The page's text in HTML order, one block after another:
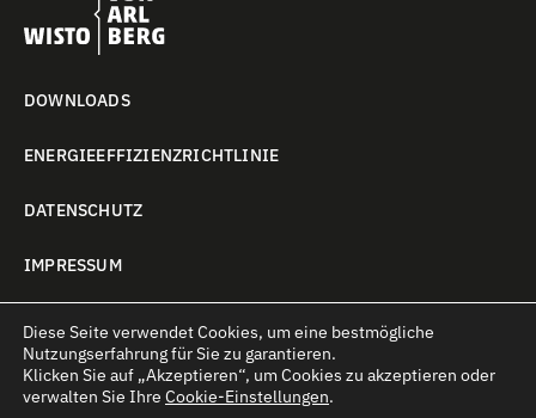
DOWNLOADS
ENERGIEEFFIZIENZRICHTLINIE
DATENSCHUTZ
IMPRESSUM
Diese Seite verwendet Cookies, um eine bestmögliche
Nutzungserfahrung für Sie zu garantieren.
Klicken Sie auf „Akzeptieren“, um Cookies zu akzeptieren oder
verwalten Sie Ihre Cookie-Einstellungen.